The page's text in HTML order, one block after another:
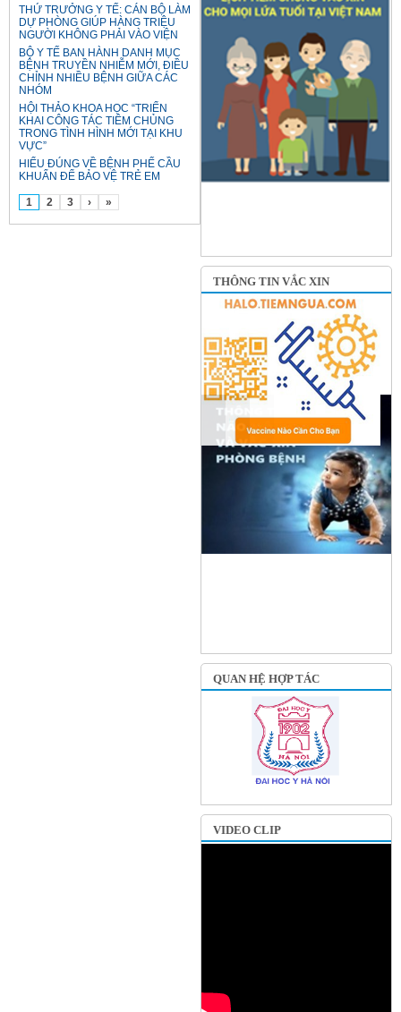
THỨ TRƯỞNG Y TẾ: CÁN BỘ LÀM
DỰ PHÒNG GIÚP HÀNG TRIỆU
NGƯỜI KHÔNG PHẢI VÀO VIỆN
BỘ Y TẾ BAN HÀNH DANH MỤC
BỆNH TRUYỀN NHIỄM MỚI, ĐIỀU
CHỈNH NHIỀU BỆNH GIỮA CÁC
NHÓM
HỘI THẢO KHOA HỌC “TRIỂN
KHAI CÔNG TÁC TIÊM CHỦNG
TRONG TÌNH HÌNH MỚI TẠI KHU
VỰC”
HIỂU ĐÚNG VỀ BỆNH PHẾ CẦU
KHUẨN ĐỂ BẢO VỆ TRẺ EM
1 2 3 › »
THÔNG TIN VẮC XIN
QUAN HỆ HỢP TÁC
VIDEO CLIP